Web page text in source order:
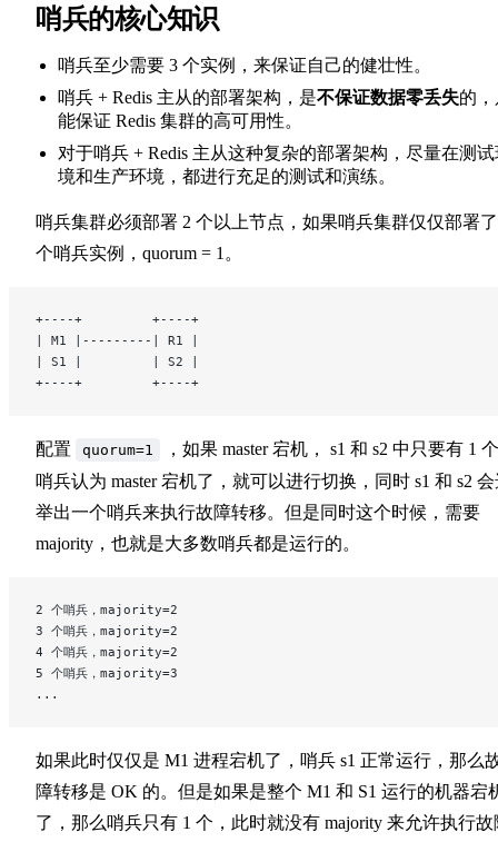
哨兵的核心知识
哨兵至少需要 3 个实例，来保证自己的健壮性。
哨兵 + Redis 主从的部署架构，是不保证数据零丢失的
能保证 Redis 集群的高可用性。
对于哨兵 + Redis 主从这种复杂的部署架构，尽量在测
境和生产环境，都进行充足的测试和演练。
哨兵集群必须部署 2 个以上节点，如果哨兵集群仅仅部署
个哨兵实例，quorum = 1。
+----+         +----+
| M1 |---------| R1 |
| S1 |         | S2 |
+----+         +----+
配置 quorum=1
，如果 master 宕机， s1 和 s2 中只要有 1 个
哨兵认为 master 宕机了，就可以进行切换，同时 s1 和 s2
举出一个哨兵来执行故障转移。但是同时这个时候，需要
majority，也就是大多数哨兵都是运行的。
2 个哨兵，majority=2
3 个哨兵，majority=2
4 个哨兵，majority=2
5 个哨兵，majority=3
...
如果此时仅仅是 M1 进程宕机了，哨兵 s1 正常运行，那么
障转移是 OK 的。但是如果是整个 M1 和 S1 运行的机器宕
了，那么哨兵只有 1 个，此时就没有 majority 来允许执行故